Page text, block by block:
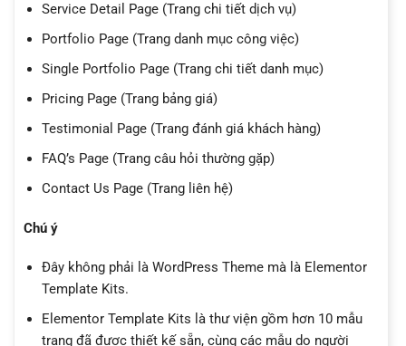
Service Detail Page (Trang chi tiết dịch vụ)
Portfolio Page (Trang danh mục công việc)
Single Portfolio Page (Trang chi tiết danh mục)
Pricing Page (Trang bảng giá)
Testimonial Page (Trang đánh giá khách hàng)
FAQ’s Page (Trang câu hỏi thường gặp)
Contact Us Page (Trang liên hệ)
Chú ý
Đây không phải là WordPress Theme mà là Elementor
Template Kits.
Elementor Template Kits là thư viện gồm hơn 10 mẫu
trang đã được thiết kế sẵn, cùng các mẫu do người